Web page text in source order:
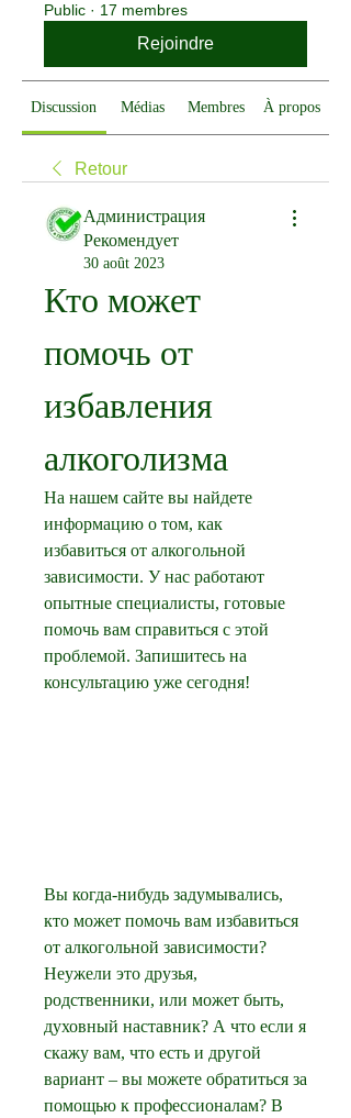
Public · 17 membres
Rejoindre
Discussion Médias Membres À propos
Retour
Администрация
Рекомендует
30 août 2023
Кто может
помочь от
избавления
алкоголизма
На нашем сайте вы найдете
информацию о том, как
избавиться от алкогольной
зависимости. У нас работают
опытные специалисты, готовые
помочь вам справиться с этой
проблемой. Запишитесь на
консультацию уже сегодня!
Вы когда-нибудь задумывались,
кто может помочь вам избавиться
от алкогольной зависимости?
Неужели это друзья,
родственники, или может быть,
духовный наставник? А что если я
скажу вам, что есть и другой
вариант – вы можете обратиться за
помощью к профессионалам? В